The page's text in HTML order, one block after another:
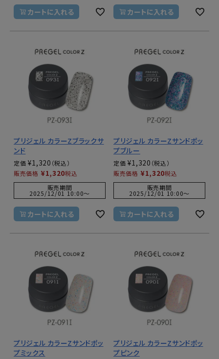
カートに入れる カートに入れる
プリジェル カラーZブラックサ
ンド
定価 ¥1,320
販売価格 ¥1,320税込
販売期間
2025/12/01 10:00〜
カートに入れる
プリジェル カラーZサンドポッ
プブルー
定価 ¥1,320
販売価格 ¥1,320税込
販売期間
2025/12/01 10:00〜
カートに入れる
プリジェル カラーZサンドポッ
プミックス
プリジェル カラーZサンドポッ
プピンク